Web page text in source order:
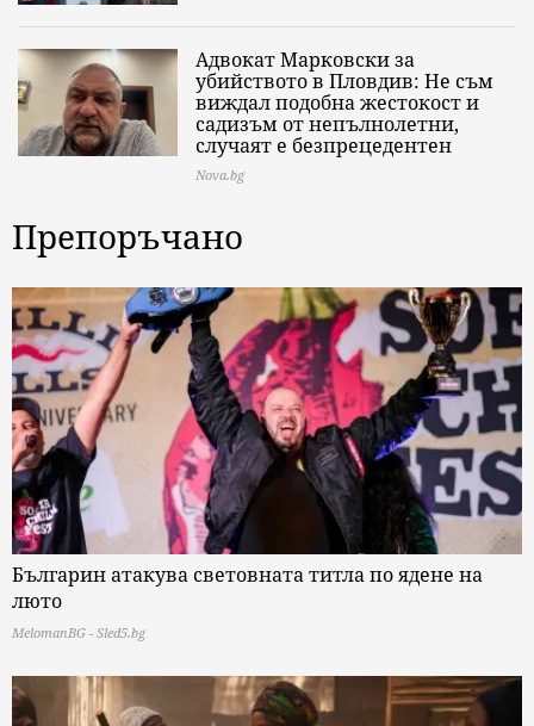
Адвокат Марковски за
убийството в Пловдив: Не съм
виждал подобна жестокост и
садизъм от непълнолетни,
случаят е безпрецедентен
Nova.bg
Препоръчано
Българин атакува световната титла по ядене на
люто
MelomanBG - Sled5.bg